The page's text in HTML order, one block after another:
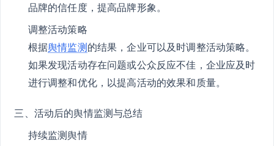
品牌的信任度，提高品牌形象。
调整活动策略
根据舆情监测的结果，企业可以及时调整活动策略。
如果发现活动存在问题或公众反应不佳，企业应及时
进行调整和优化，以提高活动的效果和质量。
三、活动后的舆情监测与总结
持续监测舆情